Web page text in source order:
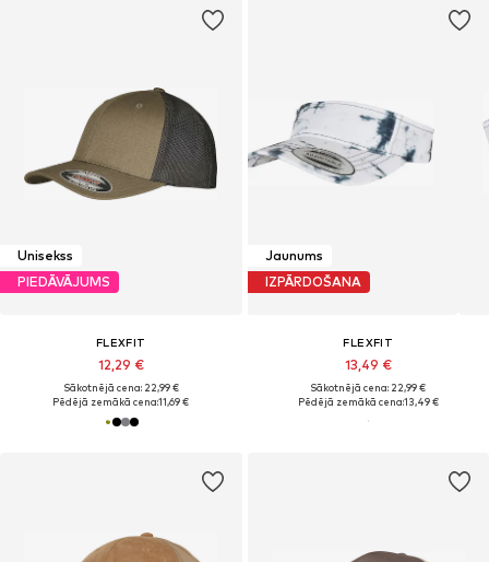
Unisekss
PIEDĀVĀJUMS
FLEXFIT
12,29 €
Sākotnējā cena: 22,99 €
Pēdējā zemākā cena:11,69 €
Jaunums
IZPĀRDOŠANA
FLEXFIT
13,49 €
Sākotnējā cena: 22,99 €
Pēdējā zemākā cena:13,49 €